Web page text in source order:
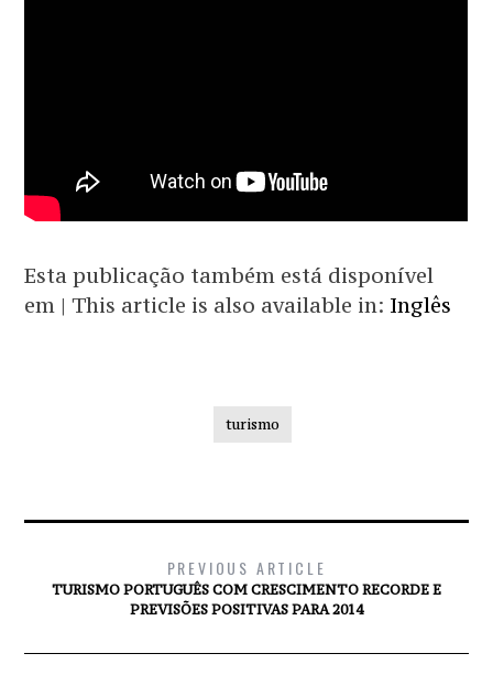
Esta publicação também está disponível
em | This article is also available in: Inglês
turismo
PREVIOUS ARTICLE
TURISMO PORTUGUÊS COM CRESCIMENTO RECORDE E
PREVISÕES POSITIVAS PARA 2014